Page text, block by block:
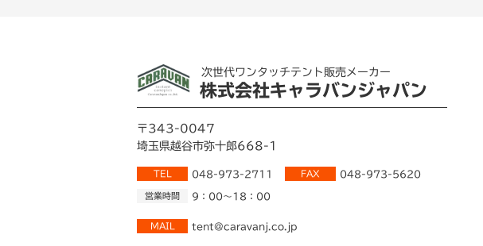
次世代ワンタッチテント販売メーカー
株式会社キャラバンジャパン
〒343-0047
埼玉県越谷市弥十郎668-1
TEL 048-973-2711 FAX 048-973-5620
営業時間 9：00～18：00
MAIL tent@caravanj.co.jp